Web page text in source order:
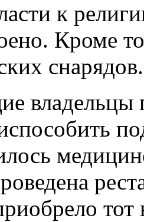
к
Кроме
снарядов.
владельцы